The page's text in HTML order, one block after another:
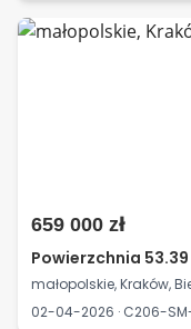
659 000 zł
Powierzchnia
małopolskie, Kraków,
02-04-2026 · C206-